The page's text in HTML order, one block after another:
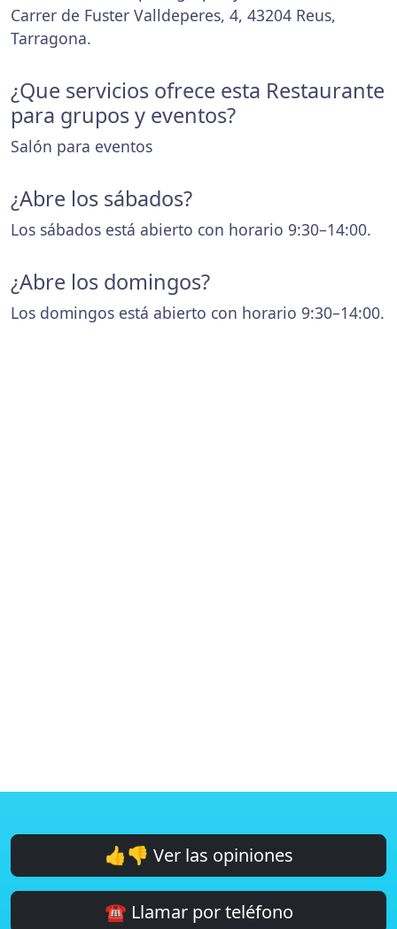
Carrer de Fuster Valldeperes, 4, 43204 Reus,
Tarragona.
¿Que servicios ofrece esta Restaurante
para grupos y eventos?
Salón para eventos
¿Abre los sábados?
Los sábados está abierto con horario 9:30–14:00.
¿Abre los domingos?
Los domingos está abierto con horario 9:30–14:00.
👍👎 Ver las opiniones
☎️ Llamar por teléfono